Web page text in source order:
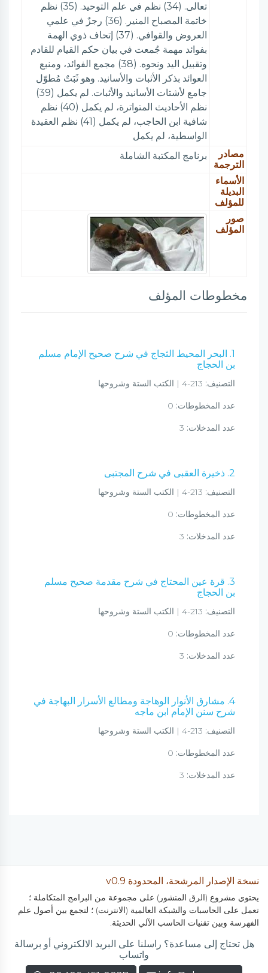
تعالى. (34) نظم في علم التوحيد. (35) نظم
خاتمة المصباح المنير. (36) رجزٌ في علمي
العروض والقوافي. (37) إتحاف ذوي الهمة
بفوائد مهمة جُمعت في بيان حكم القيام للقادم
وتقبيل اليد ونحوه. (38) مجمع الفوائد، ومنبع
العوائد بذكر الأثبات والأسانيد. وهو ثَبَتٌ مُطوّل
جامع لأشتات الأسانيد والأثبات. لم يكمل (39)
نظم الأحاديث المتواترة، لم يكمل (40) نظم
شافية ابن الحاجب، لم يكمل (41) نظم العقيدة
الواسطية، لم يكمل
مصادر
الترجمة
برنامج المكتبة الشاملة
الأسماء
البديلة
للمؤلف
صور
المؤلف
مخطوطات المؤلف
1. البحر المحيط الثجاج في شرح صحيح الإمام مسلم
بن الحجاج
التصنيف:
عدد المخطوطات:
عدد المدخلات:
2. ذخيرة العقبى في شرح المجتبى
التصنيف:
عدد المخطوطات:
عدد المدخلات:
3. قرة عين المحتاج في شرح مقدمة صحيح مسلم
بن الحجاج
التصنيف:
عدد المخطوطات:
عدد المدخلات:
4. مشارق الأنوار الوهاجة ومطالع الأسرار البهاجة في
شرح سنن الإمام ابن ماجه
التصنيف:
عدد المخطوطات:
عدد المدخلات:
نسخة الإصدار المرشحة، المحدودة v0.9
يحتوي مشروع (الرق المنشور) على مجموعة من البرامج المتكاملة ؛
تعمل على الحاسبات والشبكة العالمية (الانترنت) ؛ لتجمع بين أصول علم
الفهرسة وبين تقنيات الحاسب الآلي الحديثة.
هل تحتاج إلى مساعدة؟ راسلنا على البريد الالكتروني أو برسالة
واتساب